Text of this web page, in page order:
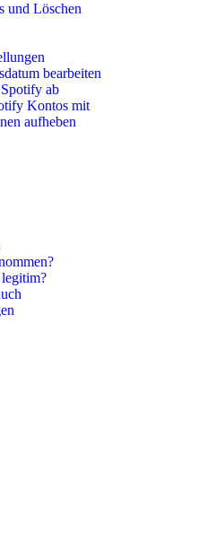
und Löschen
bearbeiten
ab
Kontos mit
aufheben